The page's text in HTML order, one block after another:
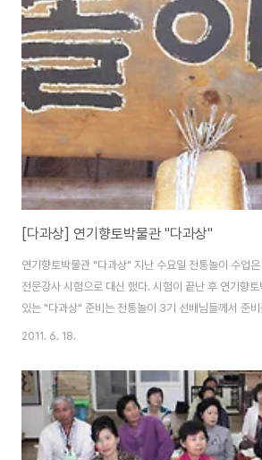
[다과상] 연기향토박물관 "다과상"
연기향토박물관 "다과상" 지난 수요일 전통놀이 수업
전문강사 시험으로 대신 했다. 시험이 끝난 후 연기향
있는 "다과상" 준비는 전통놀이 3기 선배님들께서 준
합니다. 호두과자는 공주도서관장님과 성환도서관장님
여 관장님들께서 응원차 찾아 주시고 감사합니다. 특히
장님 감사합니다.
2011. 6. 18.